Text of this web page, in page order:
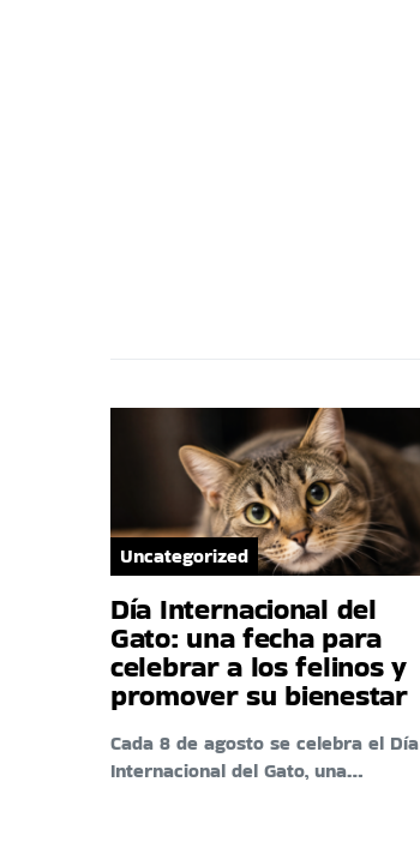
Uncategorized
Día Internacional del
Gato: una fecha para
celebrar a los felinos y
promover su bienestar
Cada 8 de agosto se celebra el Día
Internacional del Gato, una…